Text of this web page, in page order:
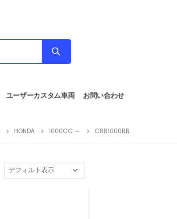
ユーザーカスタム車両 お問い合わせ
HONDA 1000CC ～ CBR1000RR